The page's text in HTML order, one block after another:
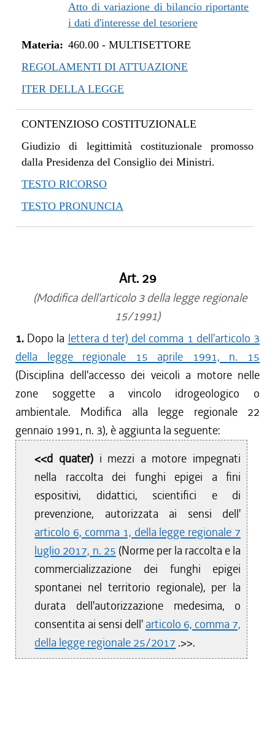
Atto di variazione di bilancio riportante
i dati d'interesse del tesoriere
Materia: 460.00- MULTISETTORE
REGOLAMENTI DI ATTUAZIONE
ITER DELLA LEGGE
CONTENZIOSO COSTITUZIONALE
Giudizio di legittimità costituzionale promosso
dalla Presidenza del Consiglio dei Ministri.
TESTO RICORSO
TESTO PRONUNCIA
Art. 29
(Modifica dell'articolo 3 della legge regionale
15/1991)
1. Dopo la lettera d ter) del comma 1 dell'articolo 3
della legge regionale 15 aprile 1991, n. 15
(Disciplina dell'accesso dei veicoli a motore nelle
zone soggette a vincolo idrogeologico o
ambientale. Modifica alla legge regionale 22
gennaio 1991, n. 3), è aggiunta la seguente:
<<d quater) i mezzi a motore impegnati
nella raccolta dei funghi epigei a fini
espositivi, didattici, scientifici e di
prevenzione, autorizzata ai sensi dell'
articolo 6, comma 1, della legge regionale 7
luglio 2017, n. 25 (Norme per la raccolta e la
commercializzazione dei funghi epigei
spontanei nel territorio regionale), per la
durata dell'autorizzazione medesima, o
consentita ai sensi dell' articolo 6, comma 7,
della legge regionale 25/2017 .>>.